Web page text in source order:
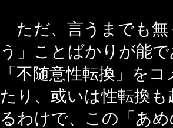
ただ、言うまでも無
う」ことばかりが能
「不随意性転換」を
たり、或いは性転換
るわけで、この「あ